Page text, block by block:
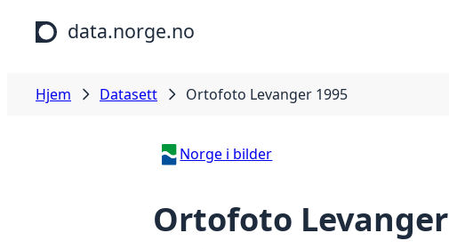
Hopp til hovedinnhold
data.norge.no
Hjem Datasett Ortofoto Levanger 1995
Norge i bilder
Ortofoto Levanger